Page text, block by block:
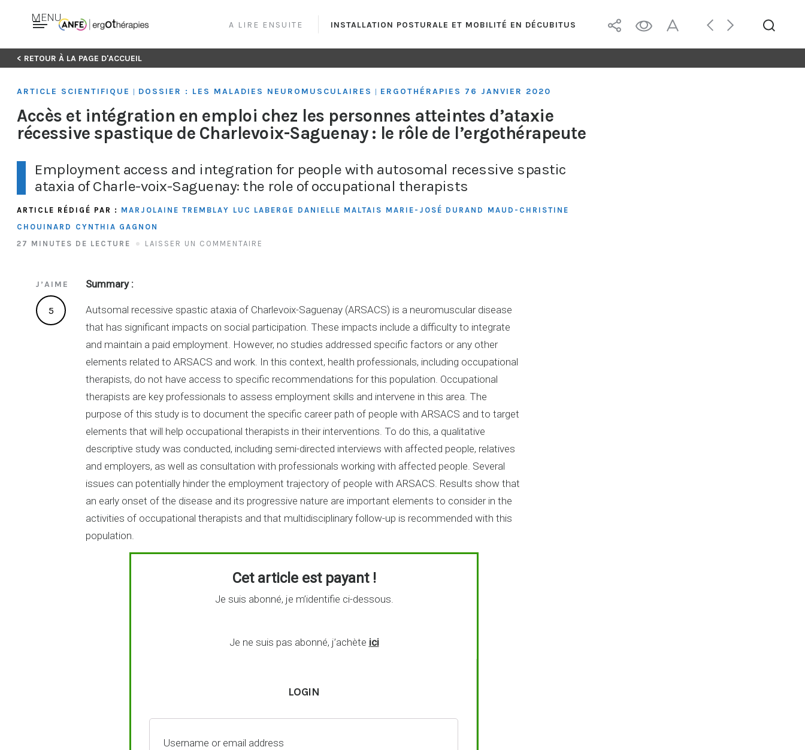
Skip
content
A LIRE ENSUITE INSTALLATION POSTURALE ET MOBILITÉ EN DÉCUBITUS
MENU
< RETOUR À LA PAGE D'ACCUEIL
ARTICLE SCIENTIFIQUE DOSSIER : LES MALADIES NEUROMUSCULAIRES ERGOTHÉRAPIES 76 JANVIER 2020
Accès et intégration en emploi chez les personnes atteintes d’ataxie
récessive spastique de Charlevoix-Saguenay : le rôle de l’ergothérapeute
Employment access and integration for people with autosomal recessive spastic
ataxia of Charle-voix-Saguenay: the role of occupational therapists
ARTICLE RÉDIGÉ PAR : MARJOLAINE TREMBLAY LUC LABERGE DANIELLE MALTAIS MARIE-JOSÉ DURAND
MAUD-CHRISTINE
CHOUINARD
CYNTHIA GAGNON
27 MINUTES DE LECTURE
LAISSER UN COMMENTAIRE
J’AIME
5
Summary :
Autsomal recessive spastic ataxia of Charlevoix-Saguenay (ARSACS) is a neuromuscular disease
that has significant impacts on social participation. These impacts include a difficulty to integrate
and maintain a paid employment. However, no studies addressed specific factors or any other
elements related to ARSACS and work. In this context, health professionals, including occupational
therapists, do not have access to specific recommendations for this population. Occupational
therapists are key professionals to assess employment skills and intervene in this area. The
purpose of this study is to document the specific career path of people with ARSACS and to target
elements that will help occupational therapists in their interventions. To do this, a qualitative
descriptive study was conducted, including semi-directed interviews with affected people, relatives
and employers, as well as consultation with professionals working with affected people. Several
issues can potentially hinder the employment trajectory of people with ARSACS. Results show that
an early onset of the disease and its progressive nature are important elements to consider in the
activities of occupational therapists and that multidisciplinary follow-up is recommended with this
population.
Cet article est payant !
Je suis abonné, je m’identifie ci-dessous.
Je ne suis pas abonné, j’achète ici
LOGIN
Username or email address